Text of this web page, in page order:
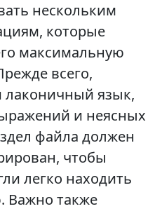
нескольким
которые
максимальную
всего,
лаконичный язык,
и неясных
файла должен
чтобы
легко находить
также